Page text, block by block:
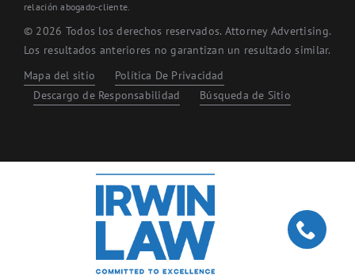
relación abogado-cliente.
© 2026 Todos los derechos reservados. Attorney Advertising.
Los resultados anteriores no garantizan un resultado similar.
Mapa del sitio
Política De Privacidad
Descargo de Responsabilidad
Búsqueda de Sitio